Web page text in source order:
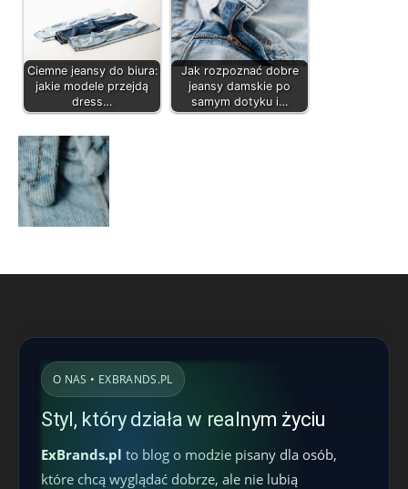
Ciemne jeansy do biura:
jakie modele przejdą
dress…
Jak rozpoznać dobre
jeansy damskie po
samym dotyku i…
O NAS • EXBRANDS.PL
Styl, który działa w realnym życiu
ExBrands.pl to blog o modzie pisany dla osób,
które chcą wyglądać dobrze, ale nie lubią